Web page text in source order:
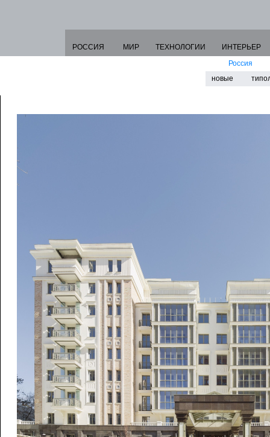
РОССИЯ МИР ТЕХНОЛОГИИ
ИНТЕРЬЕР
Россия
новые